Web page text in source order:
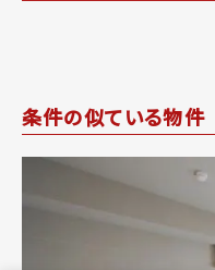
条件の似ている物件